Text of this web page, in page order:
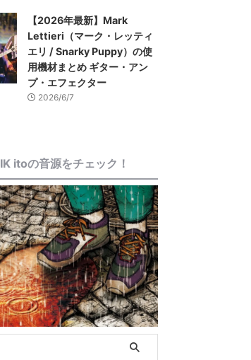
【2026年最新】Mark
Lettieri（マーク・レッティ
エリ / Snarky Puppy）の使
用機材まとめ ギター・アン
プ・エフェクター
2026/6/7
itoの音源をチェック！